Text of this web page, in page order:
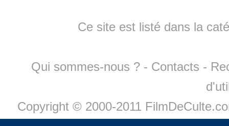
Ce site est listé dans la
Qui sommes-nous ? - Contacts -
Copyright © 2000-2011